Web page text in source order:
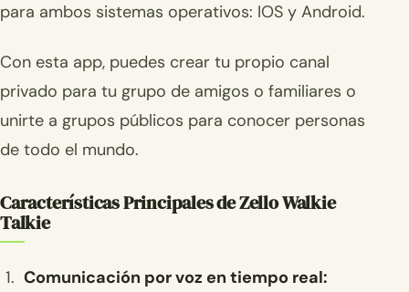
para ambos sistemas operativos: IOS y Android.
Con esta app, puedes crear tu propio canal
privado para tu grupo de amigos o familiares o
unirte a grupos públicos para conocer personas
de todo el mundo.
Características Principales de Zello Walkie
Talkie
Comunicación por voz en tiempo real: